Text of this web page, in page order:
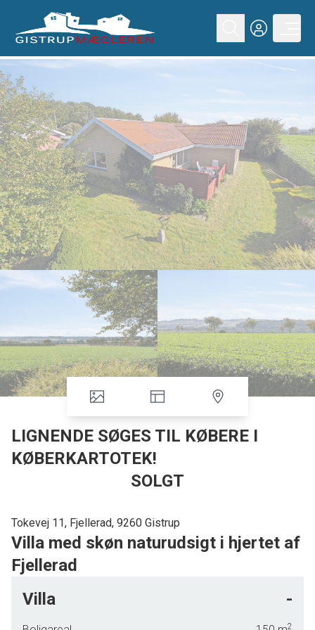
LIGNENDE SØGES TIL KØBERE I
KØBERKARTOTEK!
SOLGT
Tokevej 11, Fjellerad, 9260 Gistrup
Villa med skøn naturudsigt i hjertet af
Fjellerad
Forestil dig en villa, hvor hver detalje er nøje udvalgt for at
Villa -
2